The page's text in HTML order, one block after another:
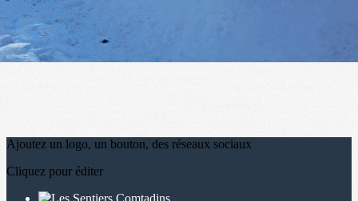
Ajoutez un logo, un bouton, des réseaux sociaux
Cliquez pour éditer